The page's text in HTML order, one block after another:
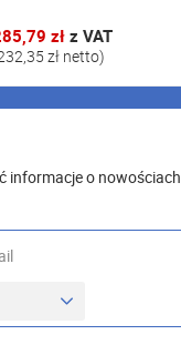
zł z VAT
zł netto)
informacje o nowościach